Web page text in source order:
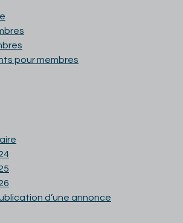
pour membres
d’une annonce